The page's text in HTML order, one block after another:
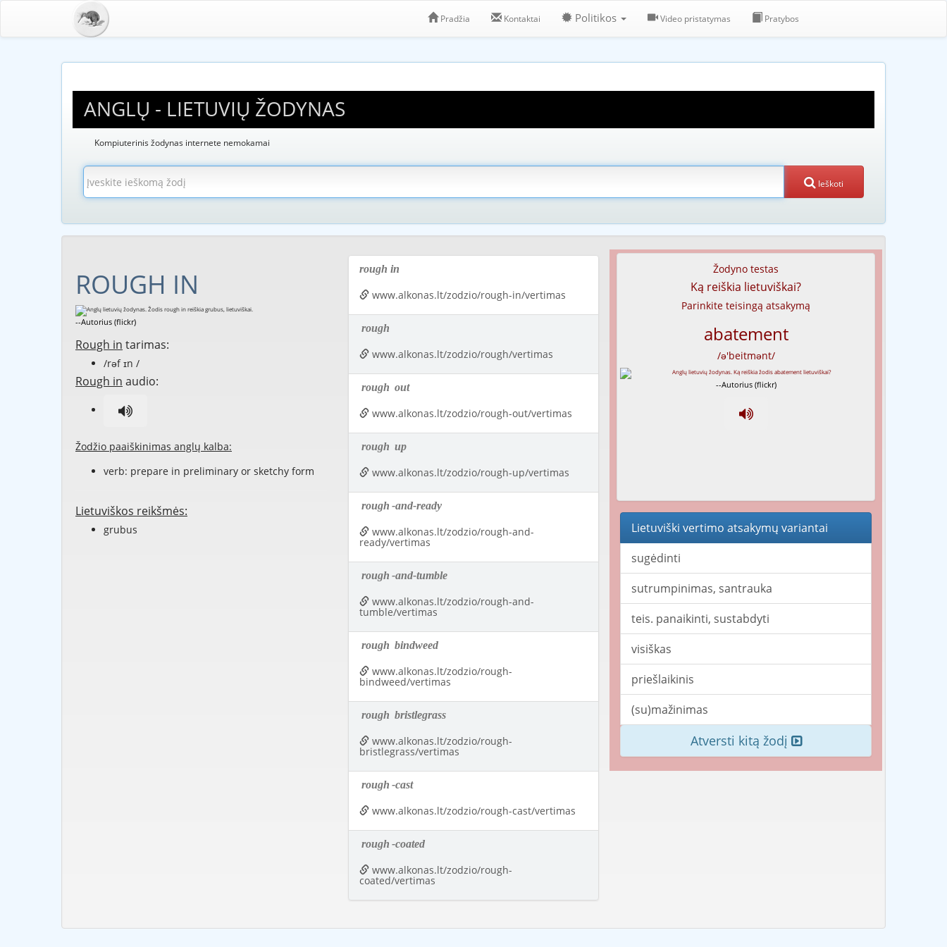
Pradžia Kontaktai Politikos Video pristatymas Pratybos
ANGLŲ - LIETUVIŲ ŽODYNAS
Kompiuterinis žodynas internete nemokamai
Ieškoti
ROUGH IN
--Autorius (flickr)
Rough in tarimas:
/rəf ɪn /
Rough in audio:
Žodžio paaiškinimas anglų kalba:
verb: prepare in preliminary or sketchy form
Lietuviškos reikšmės:
grubus
rough in
www.alkonas.lt/zodzio/rough-in/vertimas
rough
www.alkonas.lt/zodzio/rough/vertimas
rough out
www.alkonas.lt/zodzio/rough-out/vertimas
rough up
www.alkonas.lt/zodzio/rough-up/vertimas
rough -and-ready
www.alkonas.lt/zodzio/rough-and-
ready/vertimas
rough -and-tumble
www.alkonas.lt/zodzio/rough-and-
tumble/vertimas
rough bindweed
www.alkonas.lt/zodzio/rough-
bindweed/vertimas
rough bristlegrass
www.alkonas.lt/zodzio/rough-
bristlegrass/vertimas
rough -cast
www.alkonas.lt/zodzio/rough-cast/vertimas
rough -coated
www.alkonas.lt/zodzio/rough-
coated/vertimas
Žodyno testas
Ką reiškia lietuviškai?
Parinkite teisingą atsakymą
abatement
/ə'beitmənt/
--Autorius (flickr)
Lietuviški vertimo atsakymų variantai
sugėdinti
sutrumpinimas, santrauka
teis. panaikinti, sustabdyti
visiškas
priešlaikinis
(su)mažinimas
Atversti kitą žodį